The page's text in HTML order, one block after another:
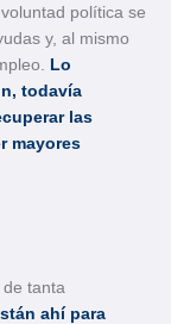
política se
y, al mismo
Lo
todavía
las
mayores
tanta
ahí para